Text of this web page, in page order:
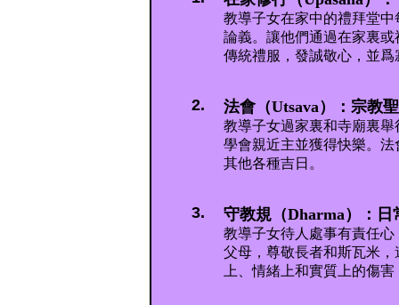
教導子女在家中的禮拜堂
論義。讓他們通過在家裏
傳統禮服，發誠敬心，並
2. 法會（Utsava）：宗教
教導子女過家裏和寺廟裏
學會親近主並獲得快樂。
其他各種吉日。
3. 守教規（Dharma）：日
教導子女待人處事有責任
父母，尊敬長者和斯瓦米
上、情緒上和實質上的傷